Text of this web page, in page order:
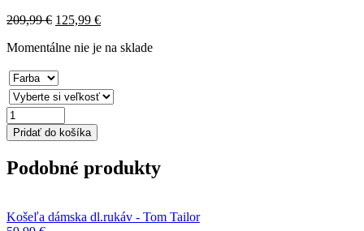
209,99€ 125,99 €
Momentálne nie je na sklade
množstvo
Košeľa
dámska
-
Pridať do košíka
Podobné produkty
Košeľa dámska dl.rukáv - Tom Tailor